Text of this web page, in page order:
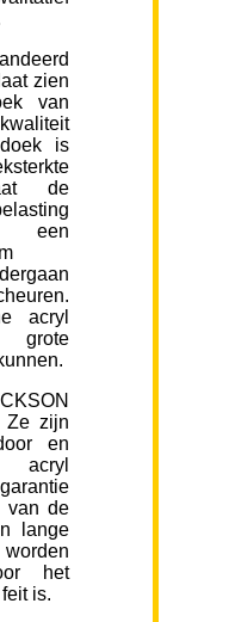
zien
van
is
de
acryl
Ze zijn
en
acryl
van de
lange
het
is.